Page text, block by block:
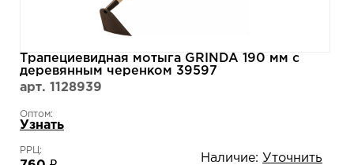
Трапециевидная мотыга GRINDA 190 мм с
деревянным черенком 39597
арт. 1128939
Оптом:
Узнать
РРЦ:
Наличие: Уточнить